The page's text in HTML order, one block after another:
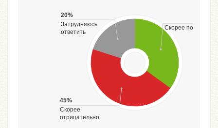
Скорее
45%
Скорее
отрицательно
20%
Затрудняюсь
ответить